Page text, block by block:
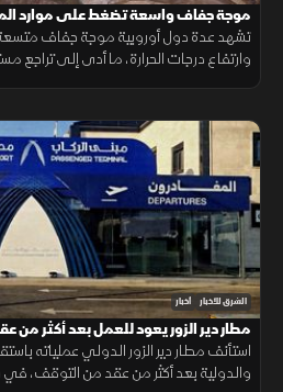
موجة جفاف واسعة تضغط على موارد
تشهد عدة دول أوروبية موجة جفاف
وارتفاع درجات الحرارة، ما أدى إلى تراجع
الشرق للأخبار أخبار
مطار دير الزور يعود للعمل بعد أكثر من
استأنف مطار دير الزور الدولي عملياته
والدولية بعد أكثر من عقد من التوقف،